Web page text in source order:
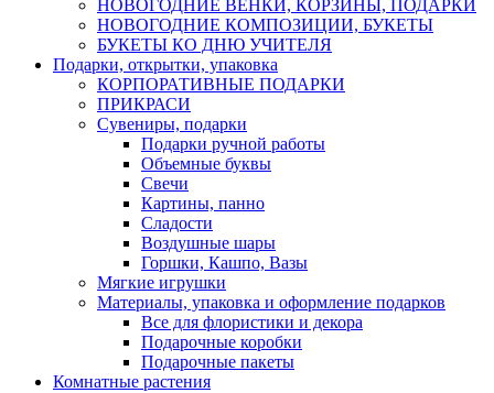
НОВОГОДНИЕ ВЕНКИ, КОРЗИНЫ, ПОДАРКИ
НОВОГОДНИЕ КОМПОЗИЦИИ, БУКЕТЫ
БУКЕТЫ КО ДНЮ УЧИТЕЛЯ
Подарки, открытки, упаковка
КОРПОРАТИВНЫЕ ПОДАРКИ
ПРИКРАСИ
Сувениры, подарки
Подарки ручной работы
Объемные буквы
Свечи
Картины, панно
Сладости
Воздушные шары
Горшки, Кашпо, Вазы
Мягкие игрушки
Материалы, упаковка и оформление подарков
Все для флористики и декора
Подарочные коробки
Подарочные пакеты
Комнатные растения